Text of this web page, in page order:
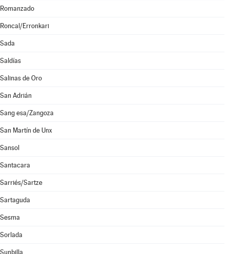
Romanzado
Roncal/Erronkari
Sada
Saldías
Salinas de Oro
San Adrián
Sang esa/Zangoza
San Martín de Unx
Sansol
Santacara
Sarriés/Sartze
Sartaguda
Sesma
Sorlada
Sunbilla